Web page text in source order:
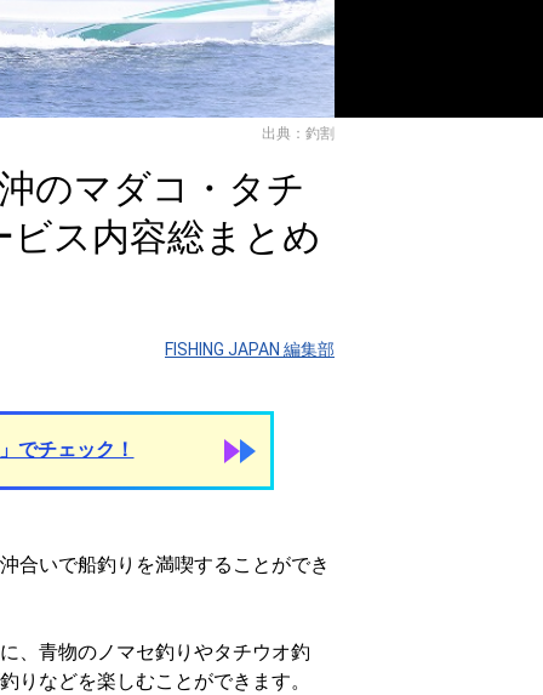
出典：釣割
のマダコ・タチ
ス内容総まとめ
FISHING JAPAN 編集部
でチェック！
合いで船釣りを満喫することができ
、青物のノマセ釣りやタチウオ釣
りなどを楽しむことができます。